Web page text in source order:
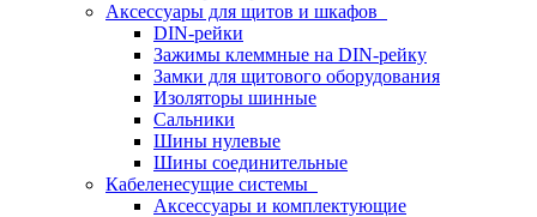
Аксессуары для щитов и шкафов
DIN-рейки
Зажимы клеммные на DIN-рейку
Замки для щитового оборудования
Изоляторы шинные
Сальники
Шины нулевые
Шины соединительные
Кабеленесущие системы
Аксессуары и комплектующие